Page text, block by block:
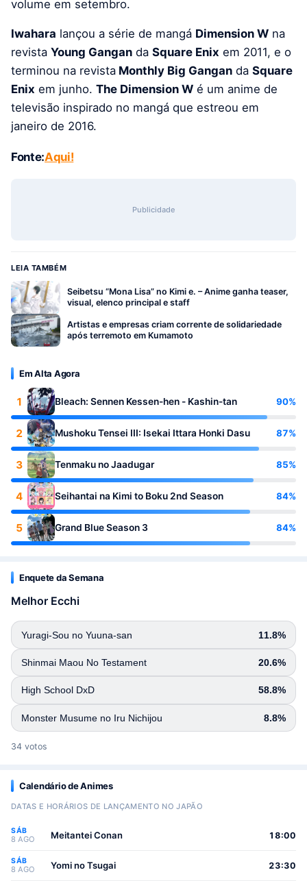
volume em setembro.
Iwahara lançou a série de mangá Dimension W na
revista Young Gangan da Square Enix em 2011, e o
terminou na revista Monthly Big Gangan da Square
Enix em junho. The Dimension W é um anime de
televisão inspirado no mangá que estreou em
janeiro de 2016.
Fonte:Aqui!
Publicidade
LEIA TAMBÉM
Seibetsu “Mona Lisa” no Kimi e. – Anime ganha teaser,
visual, elenco principal e staff
Artistas e empresas criam corrente de solidariedade
após terremoto em Kumamoto
Em Alta Agora
1 Bleach: Sennen Kessen-hen - Kashin-tan 90%
2 Mushoku Tensei III: Isekai Ittara Honki Dasu 87%
3 Tenmaku no Jaadugar 85%
4 Seihantai na Kimi to Boku 2nd Season 84%
5 Grand Blue Season 3 84%
Enquete da Semana
Melhor Ecchi
Yuragi-Sou no Yuuna-san 11.8%
Shinmai Maou No Testament 20.6%
High School DxD 58.8%
Monster Musume no Iru Nichijou 8.8%
34 votos
Calendário de Animes
DATAS E HORÁRIOS DE LANÇAMENTO NO JAPÃO
SÁB
8 AGO Meitantei Conan 18:00
SÁB
8 AGO Yomi no Tsugai 23:30